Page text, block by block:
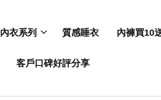
內衣系列 質感睡衣 內褲買10
客戶口碑好評分享